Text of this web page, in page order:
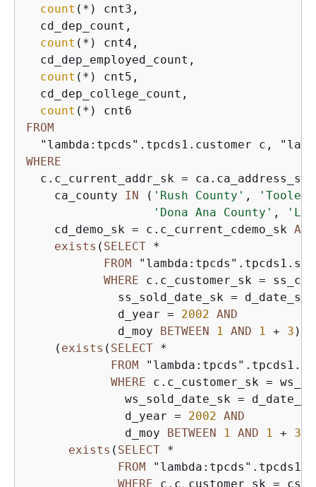
count ( * ) cnt3,
  cd_dep_count,
count ( * ) cnt4,
  cd_dep_employed_count,
count ( * ) cnt5,
  cd_dep_college_count,
count ( *
FROM
WHERE
  c.c_current_addr_sk
= ca.ca_address_sk
    ca_county
IN ( 'Rush County' ,
'Toole
'Dona Ana County' ,
'La
    cd_demo_sk
= c.c_current_cdemo_sk AND
exists ( SELECT *
FROM
WHERE c.c_customer_sk =
             ss_sold_date_sk
= d_date_sk
             d_year
= 2002 AND
             d_moy
BETWEEN 1 AND 1 + 3 )
    (
exists ( SELECT *
FROM
WHERE c.c_customer_sk =
              ws_sold_date_sk
=
              d_year
= 2002 AND
              d_moy
BETWEEN 1 AND 1 + 3
exists ( SELECT *
FROM
WHERE c.c_customer_sk =